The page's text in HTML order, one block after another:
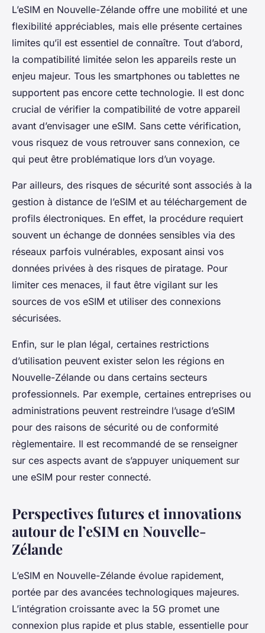
L’eSIM en Nouvelle-Zélande offre une mobilité et une
flexibilité appréciables, mais elle présente certaines
limites qu’il est essentiel de connaître. Tout d’abord,
la compatibilité limitée selon les appareils reste un
enjeu majeur. Tous les smartphones ou tablettes ne
supportent pas encore cette technologie. Il est donc
crucial de vérifier la compatibilité de votre appareil
avant d’envisager une eSIM. Sans cette vérification,
vous risquez de vous retrouver sans connexion, ce
qui peut être problématique lors d’un voyage.
Par ailleurs, des risques de sécurité sont associés à la
gestion à distance de l’eSIM et au téléchargement de
profils électroniques. En effet, la procédure requiert
souvent un échange de données sensibles via des
réseaux parfois vulnérables, exposant ainsi vos
données privées à des risques de piratage. Pour
limiter ces menaces, il faut être vigilant sur les
sources de vos eSIM et utiliser des connexions
sécurisées.
Enfin, sur le plan légal, certaines restrictions
d’utilisation peuvent exister selon les régions en
Nouvelle-Zélande ou dans certains secteurs
professionnels. Par exemple, certaines entreprises ou
administrations peuvent restreindre l’usage d’eSIM
pour des raisons de sécurité ou de conformité
règlementaire. Il est recommandé de se renseigner
sur ces aspects avant de s’appuyer uniquement sur
une eSIM pour rester connecté.
Perspectives futures et innovations
autour de l’eSIM en Nouvelle-
Zélande
L’eSIM en Nouvelle-Zélande évolue rapidement,
portée par des avancées technologiques majeures.
L’intégration croissante avec la 5G promet une
connexion plus rapide et plus stable, essentielle pour